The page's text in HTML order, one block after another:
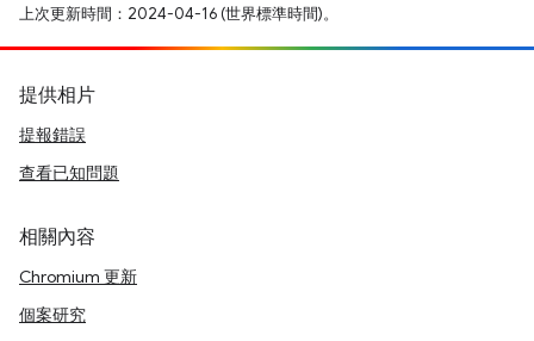
上次更新時間：2024-04-16 (世界標準時間)。
提供相片
提報錯誤
查看已知問題
相關內容
Chromium 更新
個案研究